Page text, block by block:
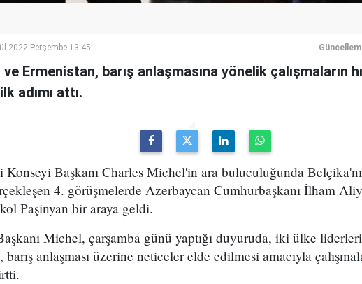
2022 Perşembe 13:45
Ermenistan, barış anlaşmasına yönelik çalışmaların
adımı attı.
Başkanı Charles Michel'in ara buluculuğunda
4. görüşmelerde Azerbaycan Cumhurbaşkanı İlham
Paşinyan bir araya geldi.
Michel, çarşamba günü yaptığı duyuruda, iki ülke
anlaşması üzerine neticeler elde edilmesi amacıyla